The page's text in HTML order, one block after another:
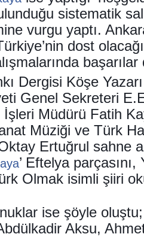
sistematik
vurgu yaptı.
dost
başarılar
Dergisi Köşe
Genel Sekreteri
Müdürü Fatih
Müziği ve Türk
Ertuğrul sahne
’ Eftelya
Olmak isimli şiiri
ise şöyle oluştu;
Aksu,